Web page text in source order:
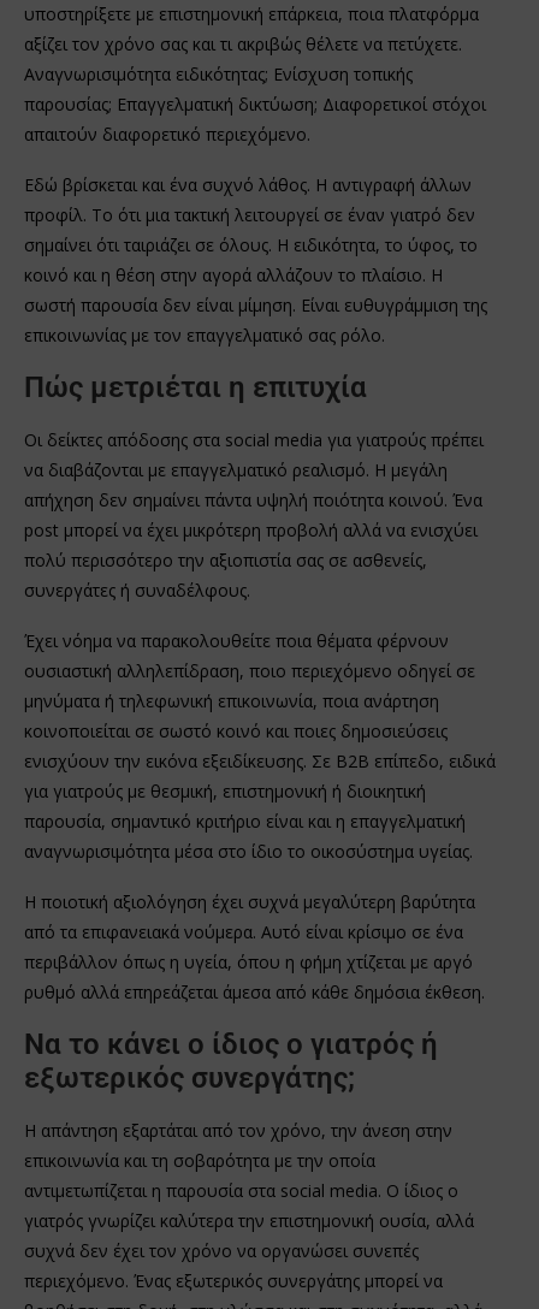
υποστηρίξετε με επιστημονική επάρκεια, ποια πλατφόρμα
αξίζει τον χρόνο σας και τι ακριβώς θέλετε να πετύχετε.
Αναγνωρισιμότητα ειδικότητας; Ενίσχυση τοπικής
παρουσίας; Επαγγελματική δικτύωση; Διαφορετικοί στόχοι
απαιτούν διαφορετικό περιεχόμενο.
Εδώ βρίσκεται και ένα συχνό λάθος. Η αντιγραφή άλλων
προφίλ. Το ότι μια τακτική λειτουργεί σε έναν γιατρό δεν
σημαίνει ότι ταιριάζει σε όλους. Η ειδικότητα, το ύφος, το
κοινό και η θέση στην αγορά αλλάζουν το πλαίσιο. Η
σωστή παρουσία δεν είναι μίμηση. Είναι ευθυγράμμιση της
επικοινωνίας με τον επαγγελματικό σας ρόλο.
Πώς μετριέται η επιτυχία
Οι δείκτες απόδοσης στα social media για γιατρούς πρέπει
να διαβάζονται με επαγγελματικό ρεαλισμό. Η μεγάλη
απήχηση δεν σημαίνει πάντα υψηλή ποιότητα κοινού. Ένα
post μπορεί να έχει μικρότερη προβολή αλλά να ενισχύει
πολύ περισσότερο την αξιοπιστία σας σε ασθενείς,
συνεργάτες ή συναδέλφους.
Έχει νόημα να παρακολουθείτε ποια θέματα φέρνουν
ουσιαστική αλληλεπίδραση, ποιο περιεχόμενο οδηγεί σε
μηνύματα ή τηλεφωνική επικοινωνία, ποια ανάρτηση
κοινοποιείται σε σωστό κοινό και ποιες δημοσιεύσεις
ενισχύουν την εικόνα εξειδίκευσης. Σε B2B επίπεδο, ειδικά
για γιατρούς με θεσμική, επιστημονική ή διοικητική
παρουσία, σημαντικό κριτήριο είναι και η επαγγελματική
αναγνωρισιμότητα μέσα στο ίδιο το οικοσύστημα υγείας.
Η ποιοτική αξιολόγηση έχει συχνά μεγαλύτερη βαρύτητα
από τα επιφανειακά νούμερα. Αυτό είναι κρίσιμο σε ένα
περιβάλλον όπως η υγεία, όπου η φήμη χτίζεται με αργό
ρυθμό αλλά επηρεάζεται άμεσα από κάθε δημόσια έκθεση.
Να το κάνει ο ίδιος ο γιατρός ή
εξωτερικός συνεργάτης;
Η απάντηση εξαρτάται από τον χρόνο, την άνεση στην
επικοινωνία και τη σοβαρότητα με την οποία
αντιμετωπίζεται η παρουσία στα social media. Ο ίδιος ο
γιατρός γνωρίζει καλύτερα την επιστημονική ουσία, αλλά
συχνά δεν έχει τον χρόνο να οργανώσει συνεπές
περιεχόμενο. Ένας εξωτερικός συνεργάτης μπορεί να